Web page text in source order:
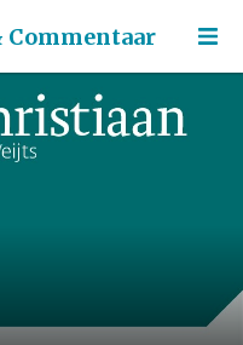
Commentaar